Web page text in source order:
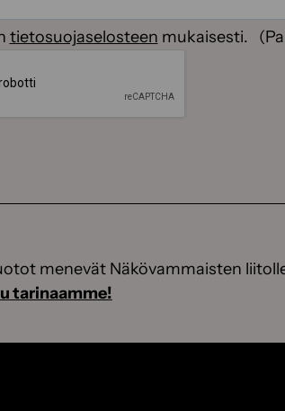
tietosuojaselosteen mukaisesti.
menevät Näkövammaisten
tarinaamme!